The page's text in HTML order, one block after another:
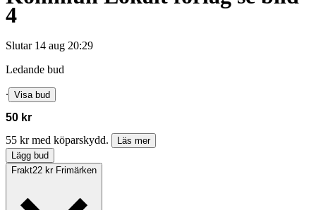
4
Slutar 14 aug 20:29
Ledande bud
∙ Visa bud
50 kr
55 kr med köparskydd.
Läs mer
Lägg bud
Frakt22 kr Frimärken